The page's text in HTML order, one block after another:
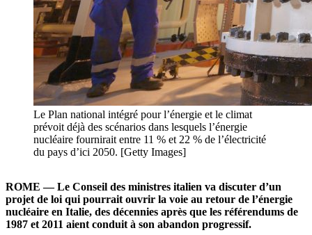
Le Plan national intégré pour l’énergie et le climat
prévoit déjà des scénarios dans lesquels l’énergie
nucléaire fournirait entre 11 % et 22 % de l’électricité
du pays d’ici 2050. [Getty Images]
ROME — Le Conseil des ministres italien va discuter d’un
projet de loi qui pourrait ouvrir la voie au retour de l’énergie
nucléaire en Italie, des décennies après que les référendums de
1987 et 2011 aient conduit à son abandon progressif.